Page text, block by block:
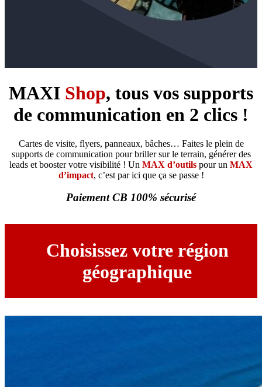
MAXI Shop, tous vos supports
de communication en 2 clics !
Cartes de visite, flyers, panneaux, bâches… Faites le plein de
supports de communication pour briller sur le terrain, générer des
leads et booster votre visibilité ! Un MAX d’outils pour un MAX
d’impact, c’est par ici que ça se passe !
Paiement CB 100% sécurisé
Choisissez votre région
géographique